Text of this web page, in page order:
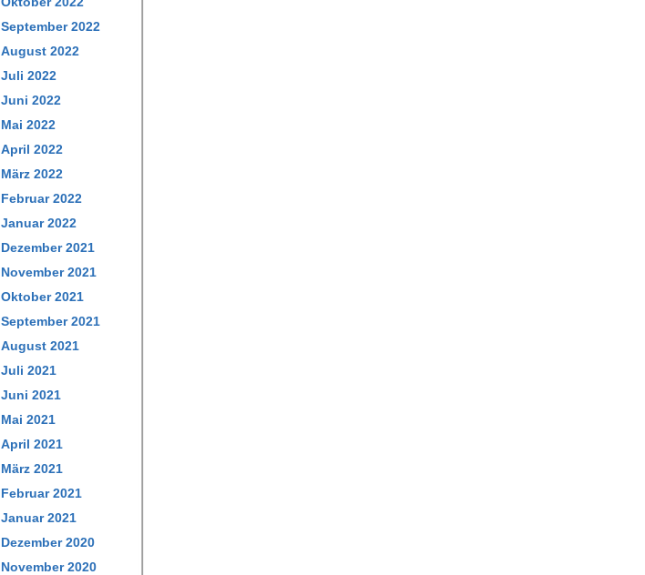
September 2022
August 2022
Juli 2022
Juni 2022
Mai 2022
April 2022
März 2022
Februar 2022
Januar 2022
Dezember 2021
November 2021
Oktober 2021
September 2021
August 2021
Juli 2021
Juni 2021
Mai 2021
April 2021
März 2021
Februar 2021
Januar 2021
Dezember 2020
November 2020